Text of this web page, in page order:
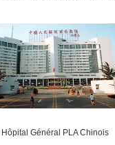
Hôpital Général PLA Chinois